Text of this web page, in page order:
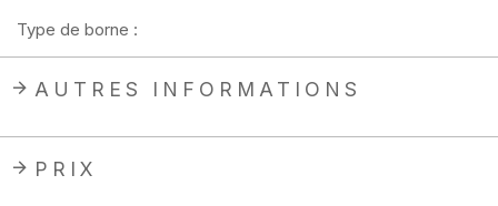
Type de borne :
AUTRES INFORMATIONS
PRIX